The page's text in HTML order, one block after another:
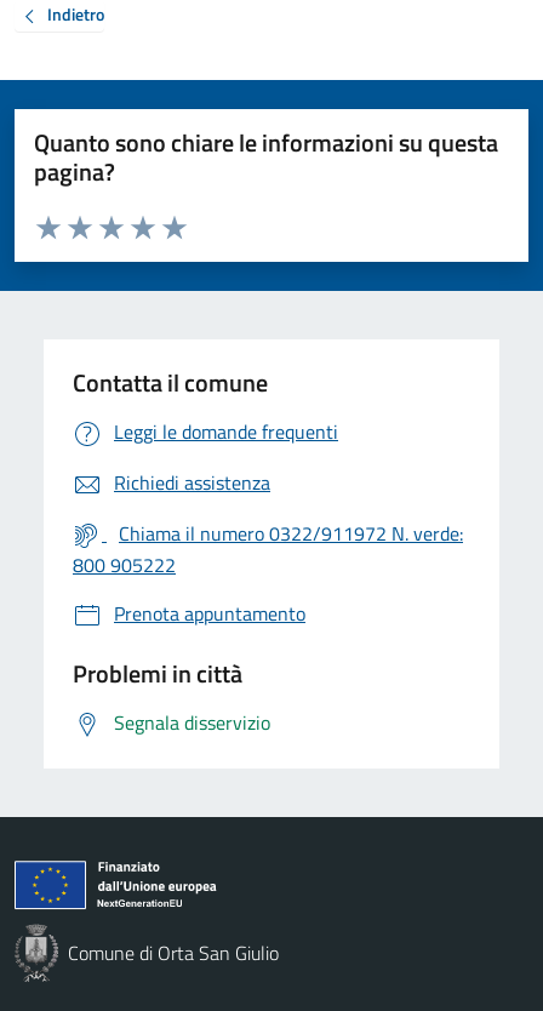
Indietro
Quanto sono chiare le informazioni su questa
pagina?
Valuta da 1 a 5 stelle la pagina
Valuta 5 stelle su 5
Valuta 4 stelle su 5
Valuta 3 stelle su 5
Valuta 2 stelle su 5
Valuta 1 stelle su 5
Contatta il comune
Leggi le domande frequenti
Richiedi assistenza
Chiama il numero 0322/911972 N. verde:
800 905222
Prenota appuntamento
Problemi in città
Segnala disservizio
Comune di Orta San Giulio